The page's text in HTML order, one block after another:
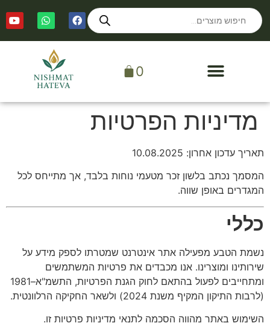
0
מדיניות הפרטיות
תאריך עדכון אחרון: 10.08.2025
המסמך נכתב בלשון זכר מטעמי נוחות בלבד, אך מתייחס לכל
המגדרים באופן שווה.
כללי
נשמת הטבע מפעילה אתר אינטרנט שמטרתו לספק מידע על
שירותינו ומוצרינו. אנו מכבדים את פרטיות המשתמשים
ומתחייבים לפעול בהתאם לחוק הגנת הפרטיות, התשמ"א–1981
(לרבות התיקון המקיף משנת 2024) ולשאר החקיקה הרלוונטית.
השימוש באתר מהווה הסכמה לתנאי מדיניות פרטיות זו.